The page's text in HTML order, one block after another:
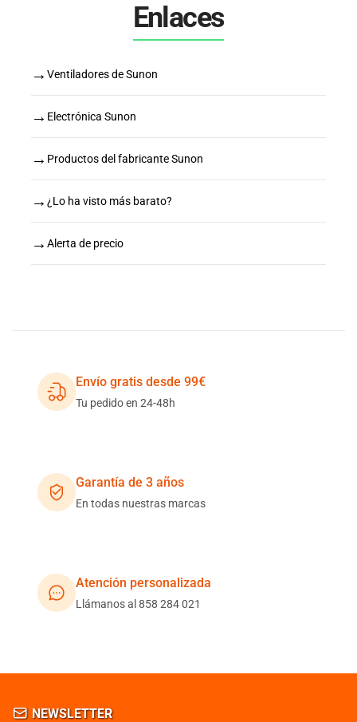
Enlaces
→ Ventiladores de Sunon
→ Electrónica Sunon
→ Productos del fabricante Sunon
→ ¿Lo ha visto más barato?
→ Alerta de precio
Envío gratis desde 99€
Tu pedido en 24-48h
Garantía de 3 años
En todas nuestras marcas
Atención personalizada
Llámanos al 858 284 021
NEWSLETTER